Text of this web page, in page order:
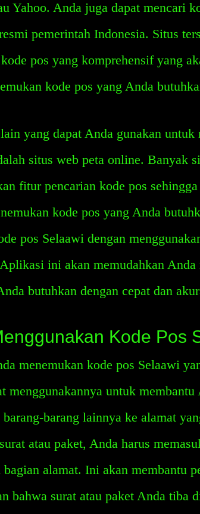
Yahoo. Anda juga dapat mencari
pemerintah Indonesia. Situs
pos yang komprehensif yang
kode pos yang Anda
yang dapat Anda gunakan untuk
situs web peta online. Banyak
fitur pencarian kode pos
kode pos yang Anda
pos Selaawi dengan
ini akan memudahkan Anda
butuhkan dengan cepat dan
Kode Pos
menemukan kode pos Selaawi
menggunakannya untuk
barang-barang lainnya ke alamat
atau paket, Anda harus
alamat. Ini akan membantu
bahwa surat atau paket Anda tiba